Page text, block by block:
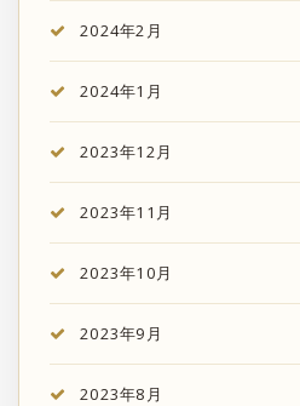
2024年2月
2024年1月
2023年12月
2023年11月
2023年10月
2023年9月
2023年8月